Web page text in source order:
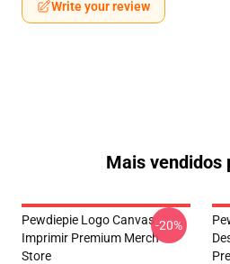
Write your review
Mais vendidos
Pewdiepie Logo Canvas
Imprimir Premium Merch
Store
-20%